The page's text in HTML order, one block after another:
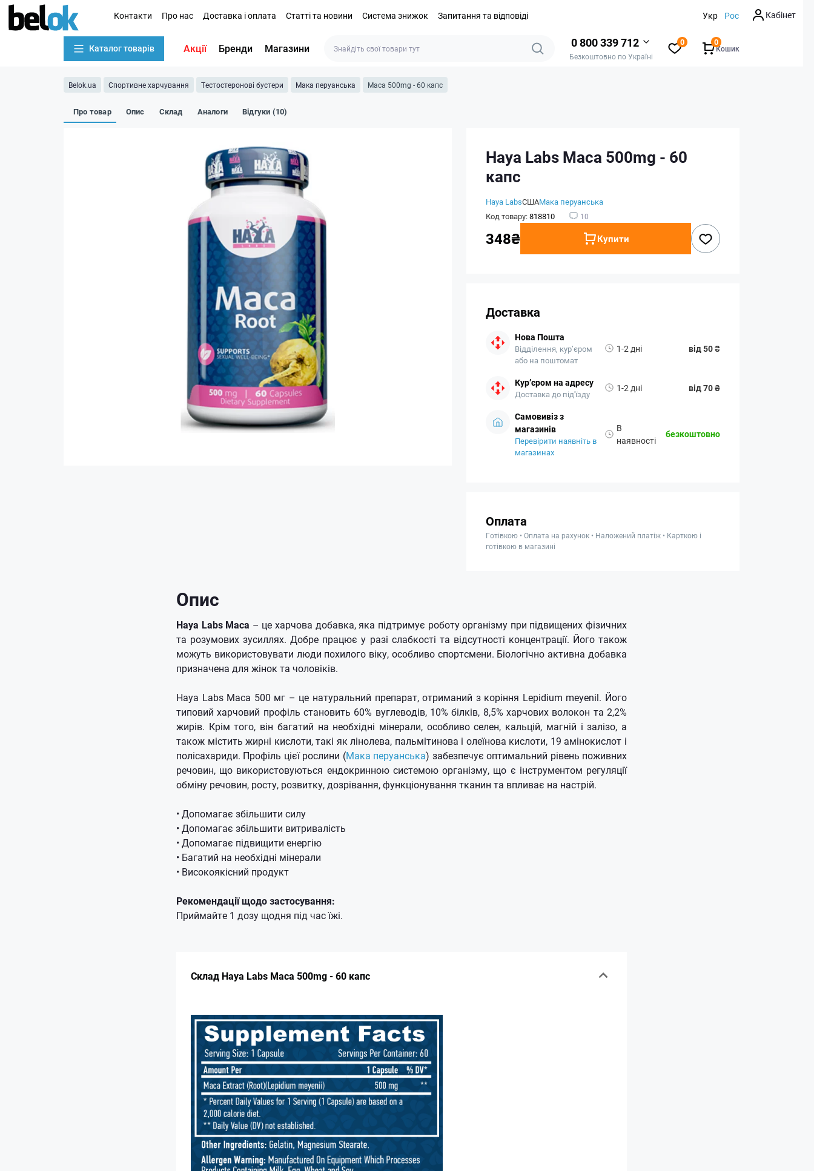
Контакти Про нас Доставка і оплата Статті та новини Система знижок Запитання та відповіді Укр Рос Кабінет
Каталог товарів Акції Бренди Магазини 0 800 339 712
Безкоштовно по Україні
0
Кошик
0
Belok.ua Спортивне харчування Тестостеронові бустери Мака перуанська Maca 500mg - 60 капс
Про товар Опис Склад Аналоги Відгуки (10)
Haya Labs Maca 500mg - 60
капс
Haya LabsСШАМака перуанська
Код товару:818810 10
348₴ Купити
Доставка
Нова Пошта
Відділення, кур’єром
або на поштомат
1-2 дні від 50 ₴
Кур’єром на адресу
Доставка до під'їзду
1-2 дні від 70 ₴
Самовивіз з
магазинів
Перевірити наявніть в
магазинах
В
наявності
безкоштовно
Оплата
Готівкою • Оплата на рахунок • Наложений платіж • Карткою і
готівкою в магазині
Опис
Haya Labs Maca – це харчова добавка, яка підтримує роботу організму при підвищених фізичних
та розумових зусиллях. Добре працює у разі слабкості та відсутності концентрації. Його також
можуть використовувати люди похилого віку, особливо спортсмени. Біологічно активна добавка
призначена для жінок та чоловіків.
Haya Labs Maca 500 мг – це натуральний препарат, отриманий з коріння Lepidium meyenil. Його
типовий харчовий профіль становить 60% вуглеводів, 10% білків, 8,5% харчових волокон та 2,2%
жирів. Крім того, він багатий на необхідні мінерали, особливо селен, кальцій, магній і залізо, а
також містить жирні кислоти, такі як лінолева, пальмітинова і олеїнова кислоти, 19 амінокислот і
полісахариди. Профіль цієї рослини (Мака перуанська) забезпечує оптимальний рівень поживних
речовин, що використовуються ендокринною системою організму, що є інструментом регуляції
обміну речовин, росту, розвитку, дозрівання, функціонування тканин та впливає на настрій.
• Допомагає збільшити силу
• Допомагає збільшити витривалість
• Допомагає підвищити енергію
• Багатий на необхідні мінерали
• Високоякісний продукт
Рекомендації щодо застосування:
Приймайте 1 дозу щодня під час їжі.
Склад Haya Labs Maca 500mg - 60 капс